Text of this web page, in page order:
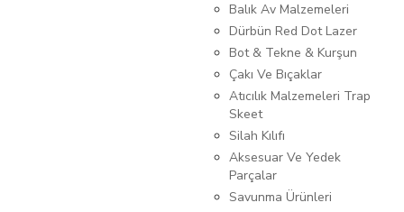
Balık Av Malzemeleri
Dürbün Red Dot Lazer
Bot & Tekne & Kurşun
Çakı Ve Bıçaklar
Atıcılık Malzemeleri Trap
Skeet
Silah Kılıfı
Aksesuar Ve Yedek
Parçalar
Savunma Ürünleri